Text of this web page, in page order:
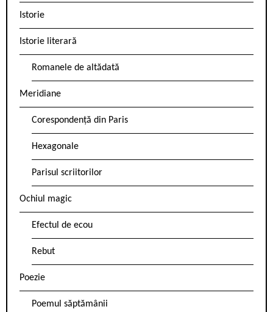
Istorie
Istorie literară
Romanele de altădată
Meridiane
Corespondență din Paris
Hexagonale
Parisul scriitorilor
Ochiul magic
Efectul de ecou
Rebut
Poezie
Poemul săptămânii